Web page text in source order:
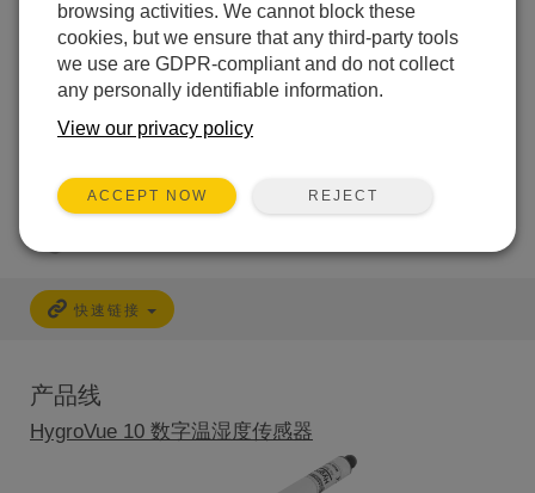
快速链接
产品线
HygroVue 10 数字温湿度传感器
browsing activities. We cannot block these
cookies, but we ensure that any third-party tools
we use are GDPR-compliant and do not collect
any personally identifiable information.
View our privacy policy
ACCEPT NOW REJECT